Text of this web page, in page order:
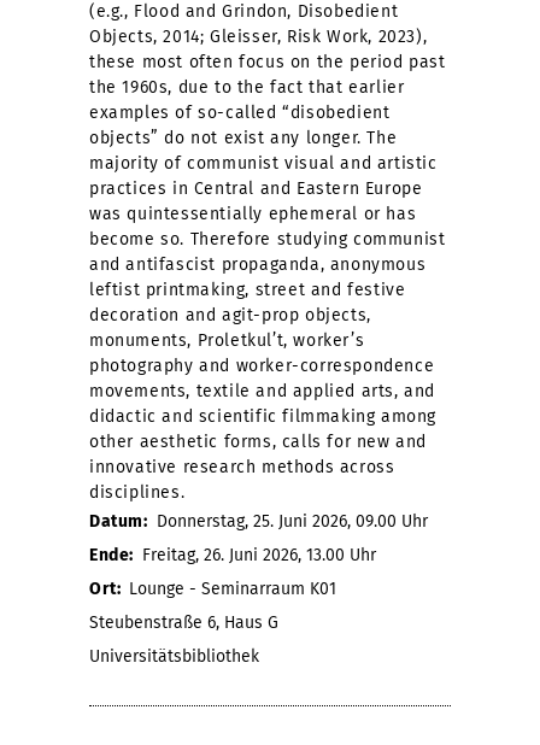
(e.g., Flood and Grindon, Disobedient
Objects, 2014; Gleisser, Risk Work, 2023),
these most often focus on the period past
the 1960s, due to the fact that earlier
examples of so-called “disobedient
objects” do not exist any longer. The
majority of communist visual and artistic
practices in Central and Eastern Europe
was quintessentially ephemeral or has
become so. Therefore studying communist
and antifascist propaganda, anonymous
leftist printmaking, street and festive
decoration and agit-prop objects,
monuments, Proletkul’t, worker’s
photography and worker-correspondence
movements, textile and applied arts, and
didactic and scientific filmmaking among
other aesthetic forms, calls for new and
innovative research methods across
disciplines.
Datum: Donnerstag, 25. Juni 2026, 09.00 Uhr
Ende: Freitag, 26. Juni 2026, 13.00 Uhr
Ort: Lounge - Seminarraum K01
Steubenstraße 6, Haus G
Universitätsbibliothek